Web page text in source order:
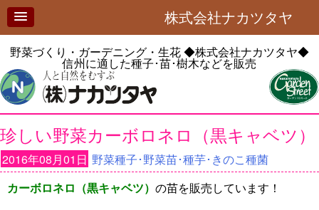
株式会社ナカツタヤ
野菜づくり・ガーデニング・生花◆株式会社ナカツタヤ◆
信州に適した種子･苗･樹木などを販売
珍しい野菜カーボロネロ（黒キャベツ）
2016年08月01日 野菜種子･野菜苗･種芋･きのこ種菌
カーボロネロ（黒キャベツ） の苗を販売しています！